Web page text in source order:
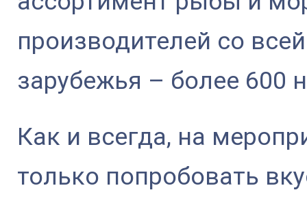
производителей со
зарубежья – более 600
Как и всегда, на
только попробовать